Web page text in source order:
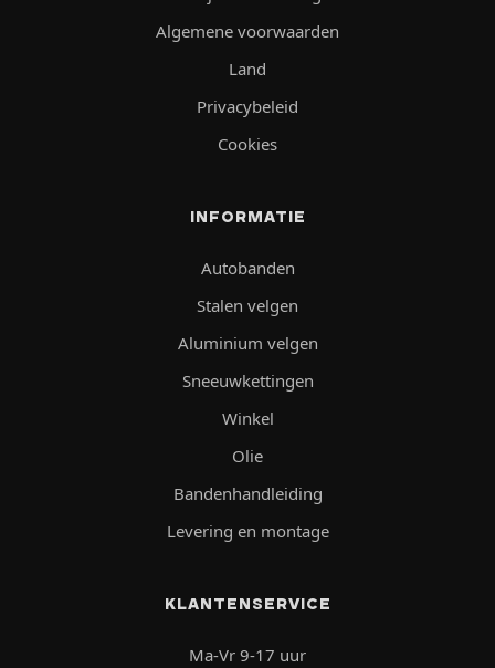
Algemene voorwaarden
Land
Privacybeleid
Cookies
INFORMATIE
Autobanden
Stalen velgen
Aluminium velgen
Sneeuwkettingen
Winkel
Olie
Bandenhandleiding
Levering en montage
KLANTENSERVICE
Ma-Vr 9-17 uur